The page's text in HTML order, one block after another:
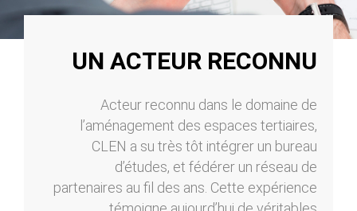
UN ACTEUR RECONNU
Acteur reconnu dans le domaine de
l’aménagement des espaces tertiaires,
CLEN a su très tôt intégrer un bureau
d’études, et fédérer un réseau de
partenaires au fil des ans. Cette expérience